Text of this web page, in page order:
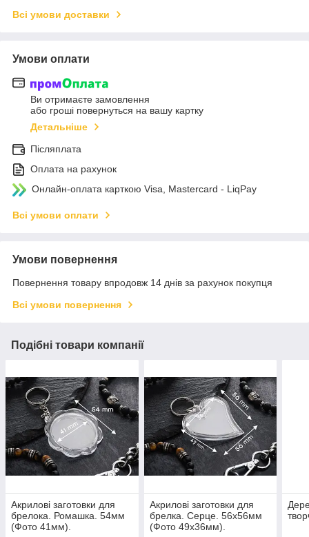
Всі умови доставки
Умови оплати
Ви отримаєте замовлення
або гроші повернуться на вашу картку
Детальніше
Післяплата
Оплата на рахунок
Онлайн-оплата карткою Visa, Mastercard - LiqPay
Всі умови оплати
Умови повернення
Повернення товару впродовж 14 днів за рахунок покупця
Всі умови повернення
Подібні товари компанії
Акрилові заготовки для
брелока. Ромашка. 54мм
(Фото 41мм).
Акрилові заготовки для
брелка. Серце. 56х56мм
(Фото 49х36мм).